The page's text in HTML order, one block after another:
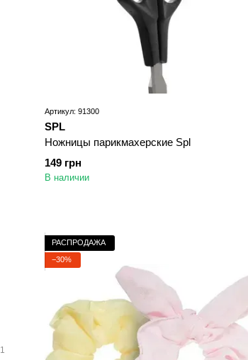
Артикул: 91300
SPL
Ножницы парикмахерские Spl
149 грн
В наличии
РАСПРОДАЖА
−30%
1